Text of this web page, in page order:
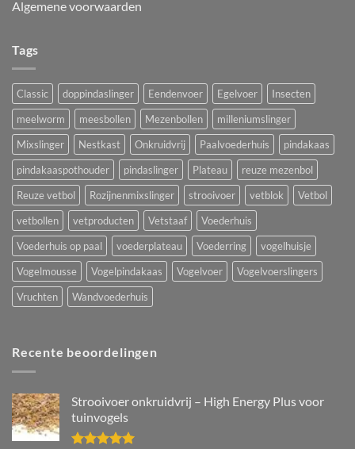
Algemene voorwaarden
Tags
Classic doppindaslinger Eendenvoer Egelvoer
Insecten
meelworm
meesbollen Mezenbollen
milleniumslinger
Mixslinger
Nestkast Onkruidvrij Paalvoederhuis
pindakaas
pindakaaspothouder
pindaslinger Plateau
reuze mezenbol
Reuze vetbol
Rozijnenmixslinger strooivoer vetblok
Vetbol
vetbollen
vetproducten Vetstaaf
Voederhuis
Voederhuis op paal
voederplateau Voederring
vogelhuisje
Vogelmousse
Vogelpindakaas Vogelvoer
Vogelvoerslingers
Vruchten
Wandvoederhuis
Recente beoordelingen
Strooivoer onkruidvrij – High Energy Plus voor
tuinvogels